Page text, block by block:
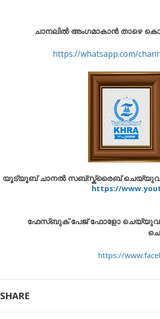
ചാനലിൽ അംഗമാകാൻ താഴെ
https://whatsapp.com/
യൂട്യൂബ് ചാനൽ സബ്സ്ക്രൈബ് ചെയ്യുവാൻ
https://
ഫേസ്ബുക് പേജ് ഫോളോ ചെയ്യുവാൻ
https://
SHARE